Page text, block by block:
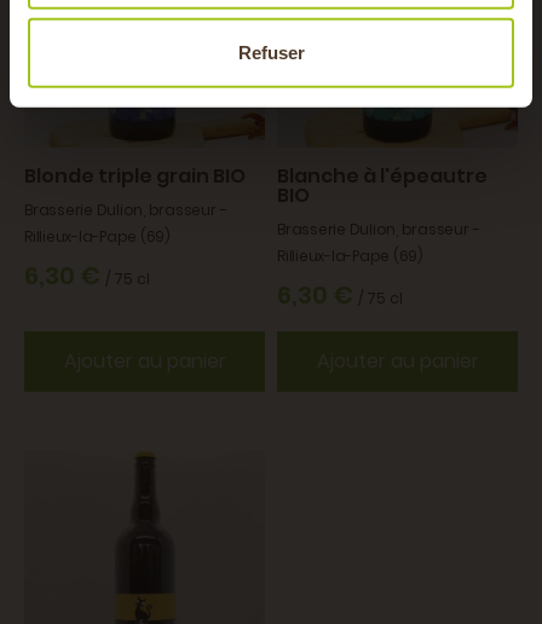
Refuser
Blonde triple grain BIO
Brasserie Dulion, brasseur -
Rillieux-la-Pape (69)
6,30 € / 75 cl
Ajouter au panier
Blanche à l'épeautre
BIO
Brasserie Dulion, brasseur -
Rillieux-la-Pape (69)
6,30 € / 75 cl
Ajouter au panier